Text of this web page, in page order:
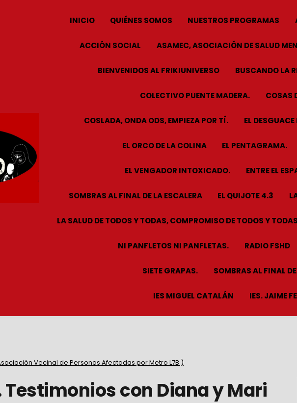
INICIO QUIÉNES SOMOS NUESTROS PROGRAMAS
ACCIÓN SOCIAL ASAMEC, ASOCIACIÓN DE SALUD
BIENVENIDOS AL FRIKIUNIVERSO BUSCANDO LA
COLECTIVO PUENTE MADERA. COSAS
COSLADA, ONDA ODS, EMPIEZA POR TÍ. EL
EL ORCO DE LA COLINA EL PENTAGRAMA.
EL VENGADOR INTOXICADO. ENTRE EL
SOMBRAS AL FINAL DE LA ESCALERA EL QUIJOTE 4.3
LA SALUD DE TODOS Y TODAS, COMPROMISO DE TODOS Y
NI PANFLETOS NI PANFLETAS. RADIO FSHD
SIETE GRAPAS. SOMBRAS AL FINAL
IES MIGUEL CATALÁN IES. JAIME
Vecinal de Personas Afectadas por Metro L7B )
Testimonios con Diana y Mari